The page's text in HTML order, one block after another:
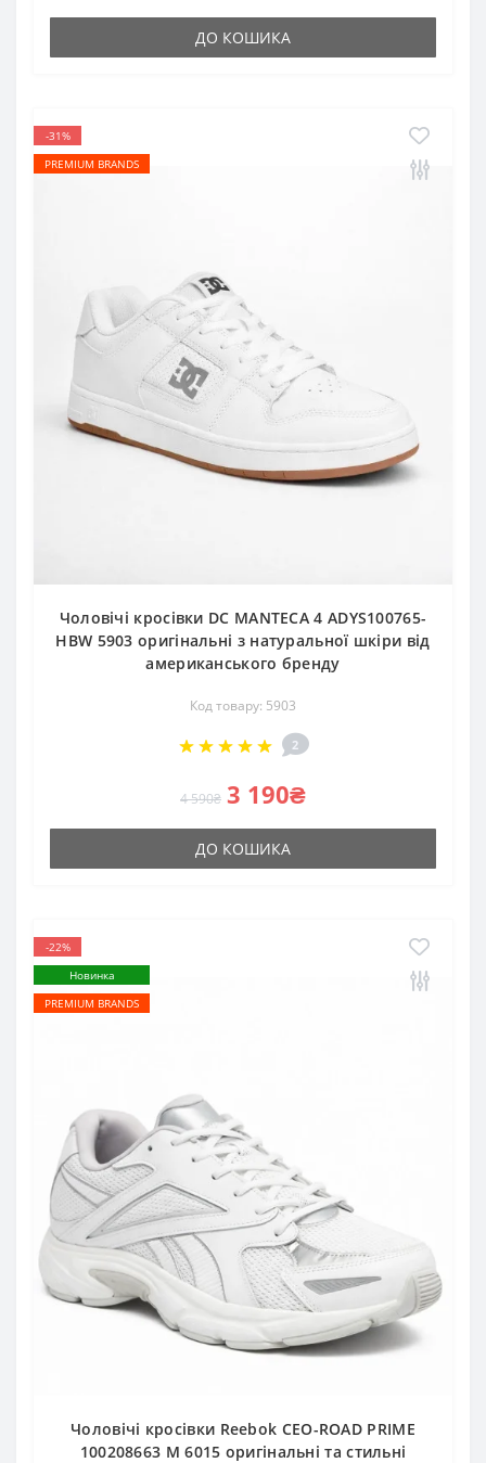
ДО КОШИКА
-31%
PREMIUM BRANDS
Чоловічі кросівки DC MANTECA 4 ADYS100765-
HBW 5903 оригінальні з натуральної шкіри від
американського бренду
Код товару: 5903
2
4 590₴ 3 190₴
ДО КОШИКА
-22%
Новинка
PREMIUM BRANDS
Чоловічі кросівки Reebok CEO-ROAD PRIME
100208663 M 6015 оригінальні та стильні